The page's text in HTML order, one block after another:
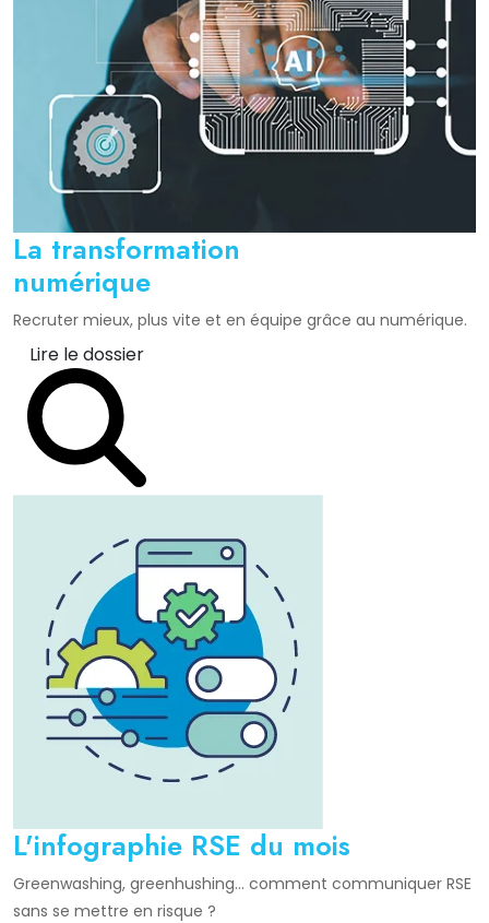
La transformation
numérique
Recruter mieux, plus vite et en équipe grâce au numérique.
Lire le dossier
L'infographie RSE du mois
Greenwashing, greenhushing… comment communiquer RSE
sans se mettre en risque ?